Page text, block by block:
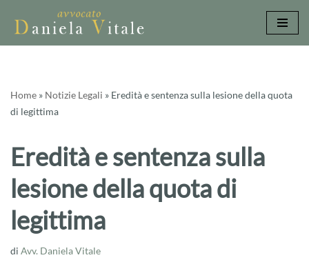
Vai
Home » Notizie Legali » Eredità e sentenza sulla lesione della quota
di legittima
Eredità e sentenza sulla
lesione della quota di
legittima
di Avv. Daniela Vitale